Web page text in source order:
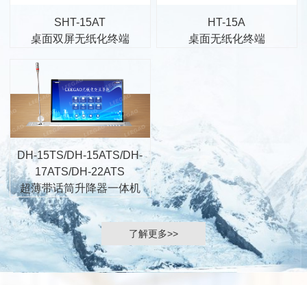
SHT-15AT
桌面双屏无纸化终端
HT-15A
桌面无纸化终端
DH-15TS/DH-15ATS/DH-
17ATS/DH-22ATS
超薄带话筒升降器一体机
了解更多>>